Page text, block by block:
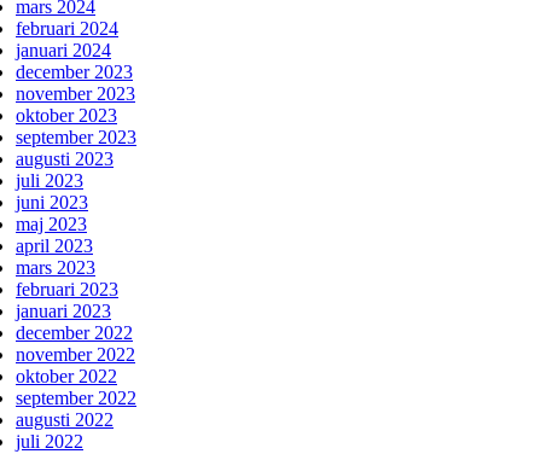
mars 2024
februari 2024
januari 2024
december 2023
november 2023
oktober 2023
september 2023
augusti 2023
juli 2023
juni 2023
maj 2023
april 2023
mars 2023
februari 2023
januari 2023
december 2022
november 2022
oktober 2022
september 2022
augusti 2022
juli 2022